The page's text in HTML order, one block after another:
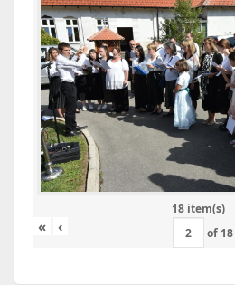
18 item(s)
« ‹ of 18